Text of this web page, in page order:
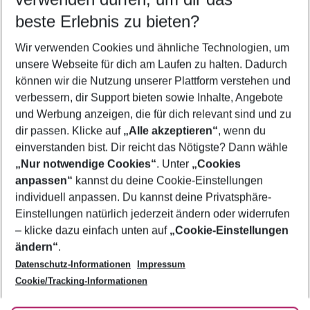
5-8 Nächte
2 Erwachsene Keine Kinder
Mehr Filter anzeigen
Footer
Footer navigation
Über uns
AGB
Bestpreisgarantie
Cookie-Einstellungen ändern
Cookie-Richtlinie
Agenturbetreuung
Barrierefreies Reisen
Folge uns
beste Erlebnis zu bieten?
Wir verwenden Cookies und ähnliche Technologien, um
unsere Webseite für dich am Laufen zu halten. Dadurch
können wir die Nutzung unserer Plattform verstehen und
verbessern, dir Support bieten sowie Inhalte, Angebote
und Werbung anzeigen, die für dich relevant sind und zu
dir passen. Klicke auf „Alle akzeptieren“, wenn du
einverstanden bist. Dir reicht das Nötigste? Dann wähle
„Nur notwendige Cookies“. Unter „Cookies
anpassen“ kannst du deine Cookie-Einstellungen
individuell anpassen. Du kannst deine Privatsphäre-
Einstellungen natürlich jederzeit ändern oder widerrufen
– klicke dazu einfach unten auf „Cookie-Einstellungen
ändern“.
Datenschutz-Informationen
Impressum
Cookie/Tracking-Informationen